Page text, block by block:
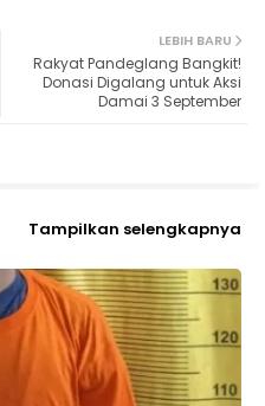
ats
LEBIH BARU
Rakyat Pandeglang Bangkit!
Donasi Digalang untuk Aksi
Damai 3 September
Tampilkan selengkapnya